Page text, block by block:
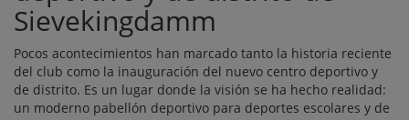
Sievekingdamm
Pocos acontecimientos han marcado tanto la historia reciente
del club como la inauguración del nuevo centro deportivo y
de distrito. Es un lugar donde la visión se ha hecho realidad:
un moderno pabellón deportivo para deportes escolares y de